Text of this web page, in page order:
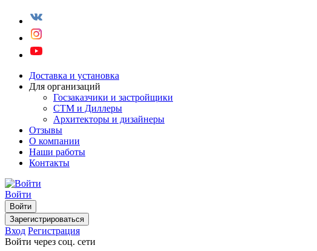
Доставка и установка
Для организаций
Госзаказчики и застройщики
СТМ и Диллеры
Архитекторы и дизайнеры
Отзывы
О компании
Наши работы
Контакты
Войти
Войти
Зарегистрироваться
Вход Регистрация
Войти через соц. сети